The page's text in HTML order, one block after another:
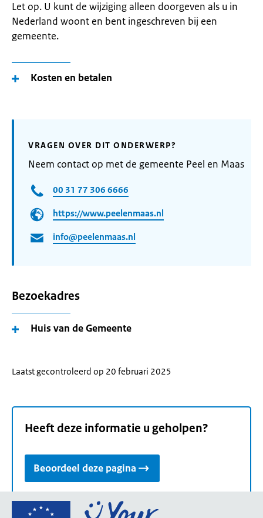
Let op. U kunt de wijziging alleen doorgeven als u in
Nederland woont en bent ingeschreven bij een
gemeente.
Kosten en betalen
VRAGEN OVER DIT ONDERWERP?
Neem contact op met de gemeente Peel en Maas
00 31 77 306 6666
https://www.peelenmaas.nl
info@peelenmaas.nl
Bezoekadres
Huis van de Gemeente
Laatst gecontroleerd op 20 februari 2025
Heeft deze informatie u geholpen?
Beoordeel deze pagina
Ga